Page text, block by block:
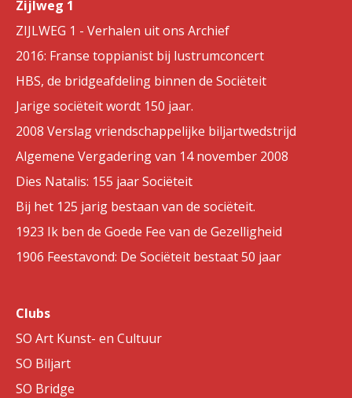
Zijlweg 1
ZIJLWEG 1 - Verhalen uit ons Archief
2016: Franse toppianist bij lustrumconcert
HBS, de bridgeafdeling binnen de Sociëteit
Jarige sociëteit wordt 150 jaar.
2008 Verslag vriendschappelijke biljartwedstrijd
Algemene Vergadering van 14 november 2008
Dies Natalis: 155 jaar Sociëteit
Bij het 125 jarig bestaan van de sociëteit.
1923 Ik ben de Goede Fee van de Gezelligheid
1906 Feestavond: De Sociëteit bestaat 50 jaar
Clubs
SO Art Kunst- en Cultuur
SO Biljart
SO Bridge